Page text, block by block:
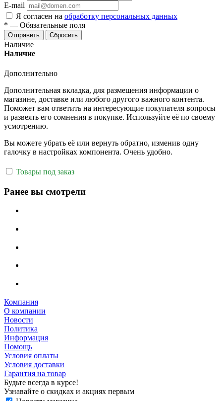
E-mail
Я согласен на обработку персональных данных
* — Обязательные поля
Отправить Сбросить
Наличие
Наличие
Дополнительно
Дополнительная вкладка, для размещения информации о
магазине, доставке или любого другого важного контента.
Поможет вам ответить на интересующие покупателя вопросы
и развеять его сомнения в покупке. Используйте её по своему
усмотрению.
Вы можете убрать её или вернуть обратно, изменив одну
галочку в настройках компонента. Очень удобно.
Товары под заказ
Ранее вы смотрели
Компания
О компании
Новости
Политика
Информация
Помощь
Условия оплаты
Условия доставки
Гарантия на товар
Будьте всегда в курсе!
Узнавайте о скидках и акциях первым